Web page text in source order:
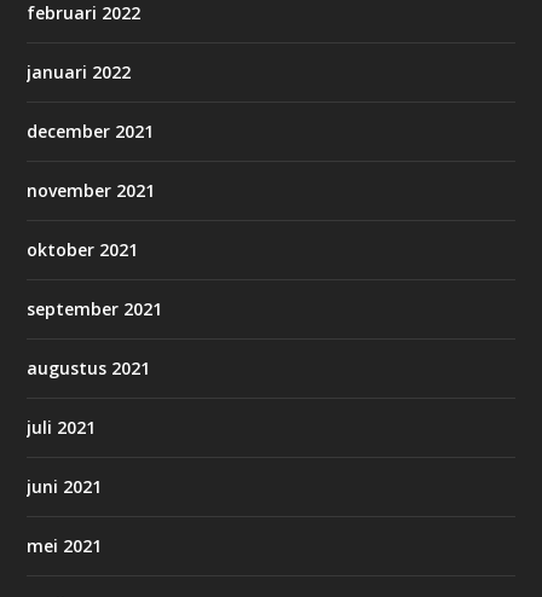
februari 2022
januari 2022
december 2021
november 2021
oktober 2021
september 2021
augustus 2021
juli 2021
juni 2021
mei 2021